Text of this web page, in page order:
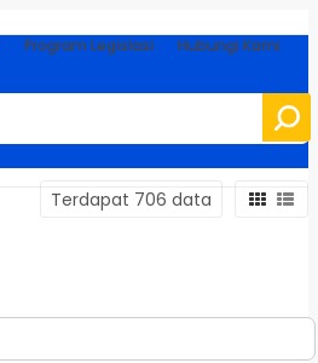
Program Legislasi Hubungi Kami
Terdapat 706 data